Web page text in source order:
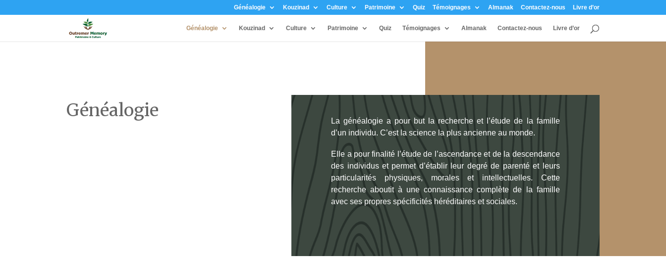
Généalogie Kouzinad Culture Patrimoine Quiz Témoignages Almanak Contactez-nous Livre d’or
Généalogie Kouzinad Culture Patrimoine Quiz Témoignages Almanak Contactez-nous Livre d’or
Généalogie
La généalogie a pour but la recherche et l’étude de la famille
d’un individu. C’est la science la plus ancienne au monde.
Elle a pour finalité l’étude de l’ascendance et de la descendance
des individus et permet d’établir leur degré de parenté et leurs
particularités physiques, morales et intellectuelles. Cette
recherche aboutit à une connaissance complète de la famille
avec ses propres spécificités héréditaires et sociales.